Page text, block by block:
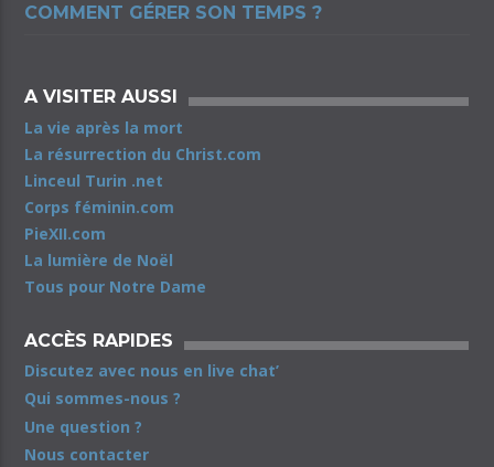
COMMENT GÉRER SON TEMPS ?
A VISITER AUSSI
La vie après la mort
La résurrection du Christ.com
Linceul Turin .net
Corps féminin.com
PieXII.com
La lumière de Noël
Tous pour Notre Dame
ACCÈS RAPIDES
Discutez avec nous en live chat’
Qui sommes-nous ?
Une question ?
Nous contacter